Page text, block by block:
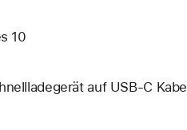
10
auf USB‑C